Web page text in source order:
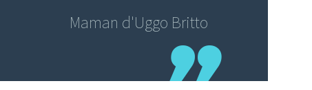
Maman d'Uggo Britto